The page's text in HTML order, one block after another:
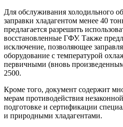
Для обслуживания холодильного
заправки хладагентом менее 40
предлагается разрешить
восстановленные ГФУ. Также
исключение, позволяющее
оборудование с температурой
первичными (вновь
2500.
Кроме того, документ содержит
мерам противодействия
подготовке и сертификации
и природными хладагентами.